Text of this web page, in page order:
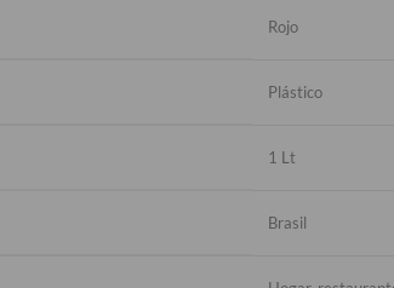
Rojo
Plástico
1 Lt
Brasil